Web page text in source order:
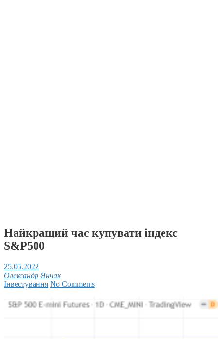
Найкращий час купувати індекс
S&P500
25.05.2022
Олександр Янчак
Інвестування No Comments